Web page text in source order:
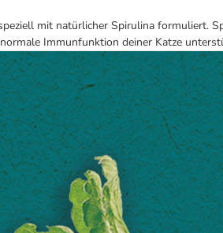
mit natürlicher Spirulina formuliert.
Immunfunktion deiner Katze